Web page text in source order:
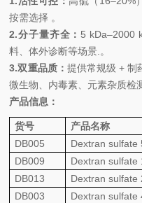
按需选择 。
2.分子量齐全： 5 kDa–2000
料、体外诊断等场景 。
3.双重品质： 提供常规级 + 制
微生物、内毒素、元素杂质检
产品信息：
货号 产品名称
DB005
Dextran sulfate
DB009
Dextran sulfate
DB013
Dextran sulfate
DB003
Dextran sulfate